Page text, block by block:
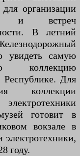
организации
и встреч
В летний
увидеть самую
коллекцию
Республике. Для
коллекции
готовит в
вокзале в
году.